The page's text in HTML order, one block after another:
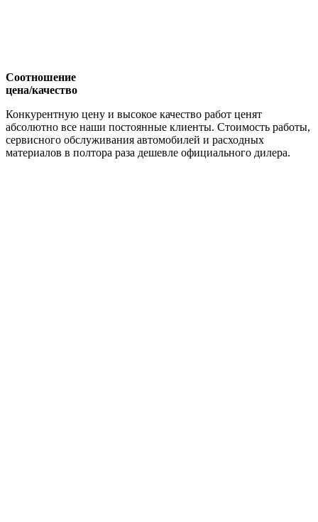
Соотношение
цена/качество
Конкурентную цену и высокое качество работ ценят
абсолютно все наши постоянные клиенты. Стоимость работы,
сервисного обслуживания автомобилей и расходных
материалов в полтора раза дешевле официального дилера.